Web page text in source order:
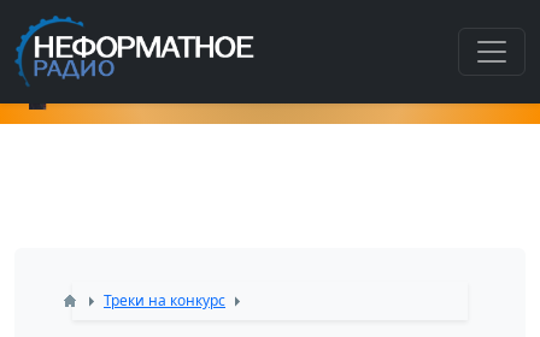
Как попасть в этот раздел???
Треки на конкурс